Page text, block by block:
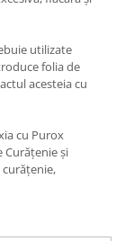
utilizate
folia de
acesteia cu
cu Purox
Curățenie și